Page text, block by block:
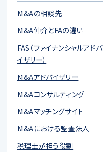
M&Aの相談先
M&A仲介とFAの違い
FAS（ファイナンシャルアドバ
イザリー）
M&Aアドバイザリー
M&Aコンサルティング
M&Aマッチングサイト
M&Aにおける監査法人
税理士が担う役割